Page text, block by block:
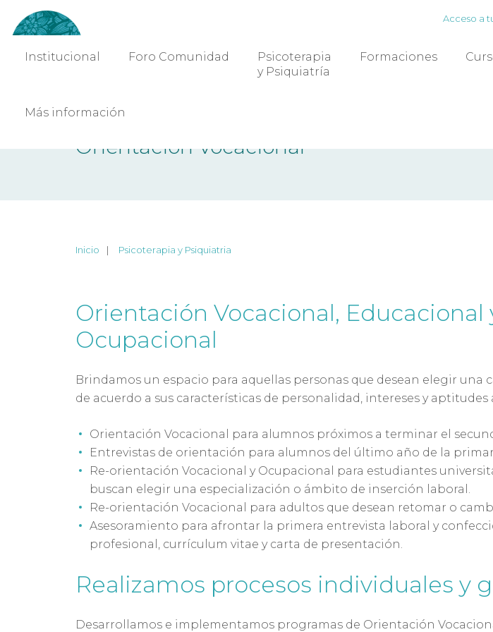
Acceso a
Institucional Foro Comunidad
Psicoterapia
y Psiquiatría
Formaciones
Más información
Orientación Vocacional
Inicio Psicoterapia y Psiquiatria
Orientación Vocacional, Educacional
Ocupacional
Brindamos un espacio para aquellas personas que desean elegir una
de acuerdo a sus características de personalidad, intereses y aptitudes
Orientación Vocacional para alumnos próximos a terminar el
Entrevistas de orientación para alumnos del último año de la
Re-orientación Vocacional y Ocupacional para estudiantes
buscan elegir una especialización o ámbito de inserción laboral.
Re-orientación Vocacional para adultos que desean retomar o
Asesoramiento para afrontar la primera entrevista laboral y
profesional, currículum vitae y carta de presentación.
Realizamos procesos individuales y
Desarrollamos e implementamos programas de Orientación